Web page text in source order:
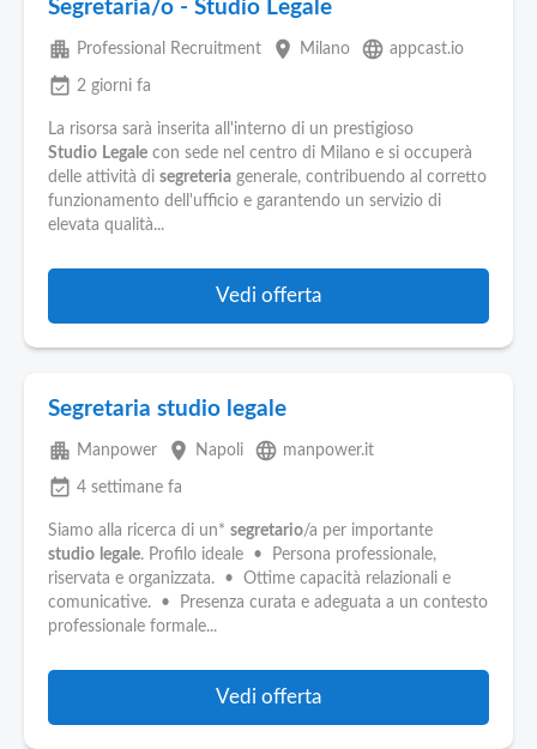
Segretaria/o - Studio Legale
apartment Professional Recruitment place Milano language appcast.io
event_available 2 giorni fa
La risorsa sarà inserita all'interno di un prestigioso
Studio Legale con sede nel centro di Milano e si occuperà
delle attività di segreteria generale, contribuendo al corretto
funzionamento dell'ufficio e garantendo un servizio di
elevata qualità...
Vedi offerta
Segretaria studio legale
apartment Manpower place Napoli language manpower.it
event_available 4 settimane fa
Siamo alla ricerca di un* segretario/a per importante
studio legale. Profilo ideale • Persona professionale,
riservata e organizzata. • Ottime capacità relazionali e
comunicative. • Presenza curata e adeguata a un contesto
professionale formale...
Vedi offerta